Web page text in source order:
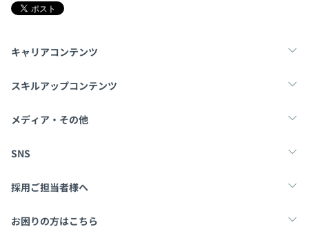
キャリアコンテンツ
転職・キャリア
スキルアップコンテンツ
学習
メディア・その他
Tech Team Journal
SNS
X
採用ご担当者様へ
採用・教育をお考えの企業様へ
お困りの方はこちら